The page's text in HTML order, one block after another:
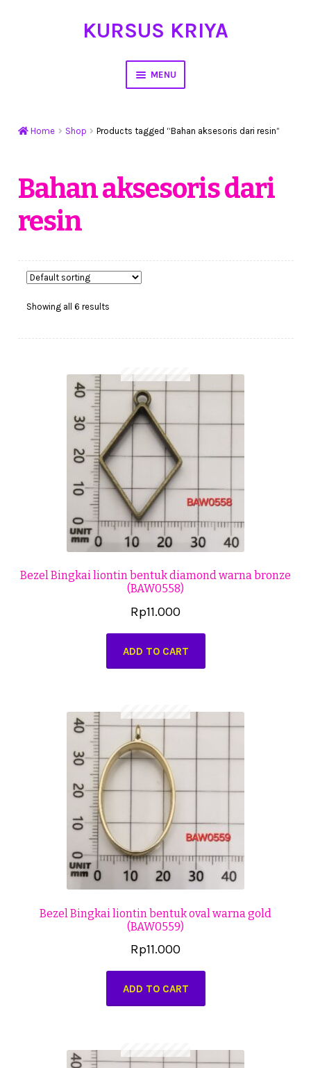
KURSUS KRIYA
MENU
Workshop Membuat Bunga Dari Stocking
Kursus Kerajinan Tangan
Cart
Cekresi
Konfirmasi Pembayaran
Cara Order
Tentang Kami
Home Shop Products tagged “Bahan aksesoris dari resin”
Bahan aksesoris dari
resin
Showing all 6 results
Bezel Bingkai liontin bentuk diamond warna bronze
(BAW0558)
Rp11.000
ADD TO CART
Bezel Bingkai liontin bentuk oval warna gold
(BAW0559)
Rp11.000
ADD TO CART